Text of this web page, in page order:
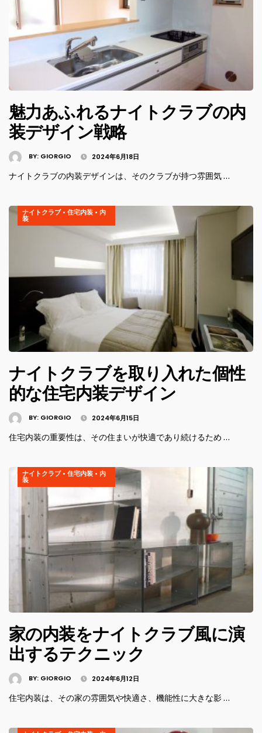
魅力あふれるナイトクラブの内
装デザイン戦略
BY: GIORGIO 2024年6月18日
ナイトクラブの内装デザインは、そのクラブが持つ雰囲気 …
ナイトクラブ• 住宅内装 • 内
装
ナイトクラブを取り入れた個性
的な住宅内装デザイン
BY: GIORGIO 2024年6月15日
住宅内装の重要性は、その住まいが快適であり続けるため …
ナイトクラブ• 住宅内装 • 内
装
家の内装をナイトクラブ風に演
出するテクニック
BY: GIORGIO 2024年6月12日
住宅内装は、その家の雰囲気や快適さ、機能性に大きな影 …